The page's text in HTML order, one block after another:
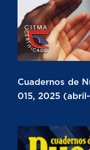
Cuadernos de
015, 2025